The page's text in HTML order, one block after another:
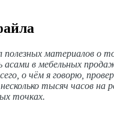
материалов о
асами в мебельных
о чём я говорю,
тысяч часов на
точках.